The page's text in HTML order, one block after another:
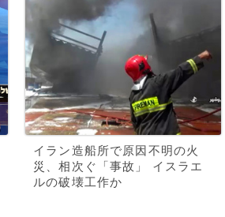
イラン造船所で原因不明の火
災、相次ぐ「事故」 イスラエ
ルの破壊工作か